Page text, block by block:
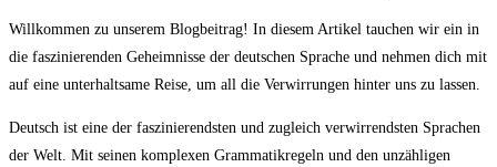
Willkommen zu unserem Blogbeitrag! ‍In diesem Artikel tauchen wir ⁣ein in​
die faszinierenden Geheimnisse der deutschen Sprache und nehmen ⁤dich mit
auf eine unterhaltsame Reise, um⁣ all die Verwirrungen hinter uns zu lassen.
Deutsch ist eine der faszinierendsten und zugleich verwirrendsten⁤ Sprachen
der Welt. Mit seinen ​komplexen Grammatikregeln und den unzähligen